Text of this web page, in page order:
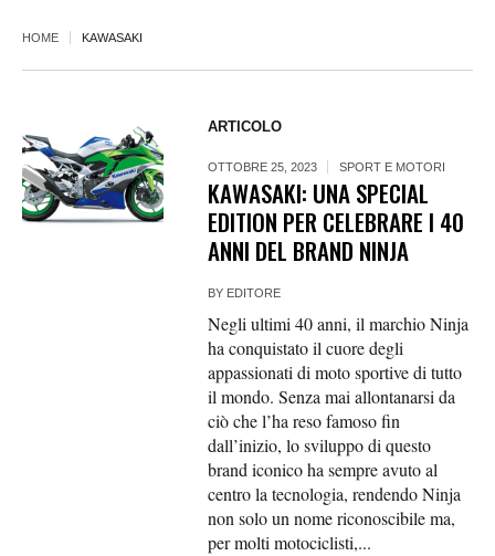
HOME KAWASAKI
ARTICOLO
OTTOBRE 25, 2023 SPORT E MOTORI
KAWASAKI: UNA SPECIAL
EDITION PER CELEBRARE I 40
ANNI DEL BRAND NINJA
BY EDITORE
Negli ultimi 40 anni, il marchio Ninja
ha conquistato il cuore degli
appassionati di moto sportive di tutto
il mondo. Senza mai allontanarsi da
ciò che l’ha reso famoso fin
dall’inizio, lo sviluppo di questo
brand iconico ha sempre avuto al
centro la tecnologia, rendendo Ninja
non solo un nome riconoscibile ma,
per molti motociclisti,...